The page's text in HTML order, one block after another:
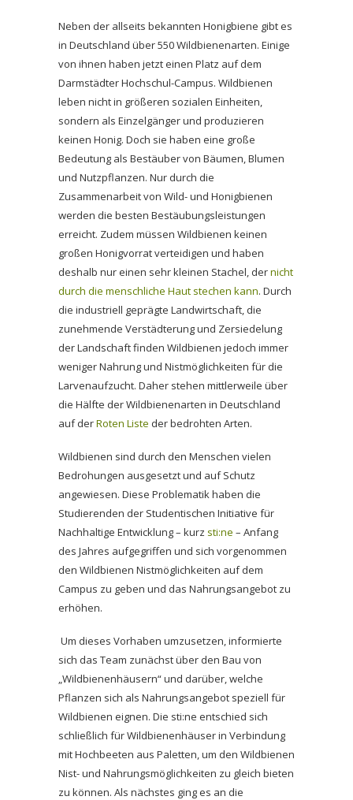
Neben der allseits bekannten Honigbiene gibt es
in Deutschland über 550 Wildbienenarten. Einige
von ihnen haben jetzt einen Platz auf dem
Darmstädter Hochschul-Campus. Wildbienen
leben nicht in größeren sozialen Einheiten,
sondern als Einzelgänger und produzieren
keinen Honig. Doch sie haben eine große
Bedeutung als Bestäuber von Bäumen, Blumen
und Nutzpflanzen. Nur durch die
Zusammenarbeit von Wild- und Honigbienen
werden die besten Bestäubungsleistungen
erreicht. Zudem müssen Wildbienen keinen
großen Honigvorrat verteidigen und haben
deshalb nur einen sehr kleinen Stachel, dernicht
durch die menschliche Haut stechen kann. Durch
die industriell geprägte Landwirtschaft, die
zunehmende Verstädterung und Zersiedelung
der Landschaft finden Wildbienen jedoch immer
weniger Nahrung und Nistmöglichkeiten für die
Larvenaufzucht. Daher stehen mittlerweile über
die Hälfte der Wildbienenarten in Deutschland
auf derRoten Liste der bedrohten Arten.
Wildbienen sind durch den Menschen vielen
Bedrohungen ausgesetzt und auf Schutz
angewiesen. Diese Problematik haben die
Studierenden der Studentischen Initiative für
Nachhaltige Entwicklung – kurz sti:ne – Anfang
des Jahres aufgegriffen und sich vorgenommen
den Wildbienen Nistmöglichkeiten auf dem
Campus zu geben und das Nahrungsangebot zu
erhöhen.
Um dieses Vorhaben umzusetzen, informierte
sich das Team zunächst über den Bau von
„Wildbienenhäusern“ und darüber, welche
Pflanzen sich als Nahrungsangebot speziell für
Wildbienen eignen. Die sti:ne entschied sich
schließlich für Wildbienenhäuser in Verbindung
mit Hochbeeten aus Paletten, um den Wildbienen
Nist- und Nahrungsmöglichkeiten zu gleich bieten
zu können. Als nächstes ging es an die